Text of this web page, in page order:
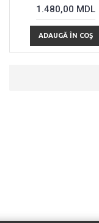
1.480,00 MDL
ADAUGĂ ÎN COŞ